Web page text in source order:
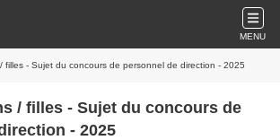
MENU
filles - Sujet du concours de personnel de direction - 2025
/ filles - Sujet du concours de
- 2025